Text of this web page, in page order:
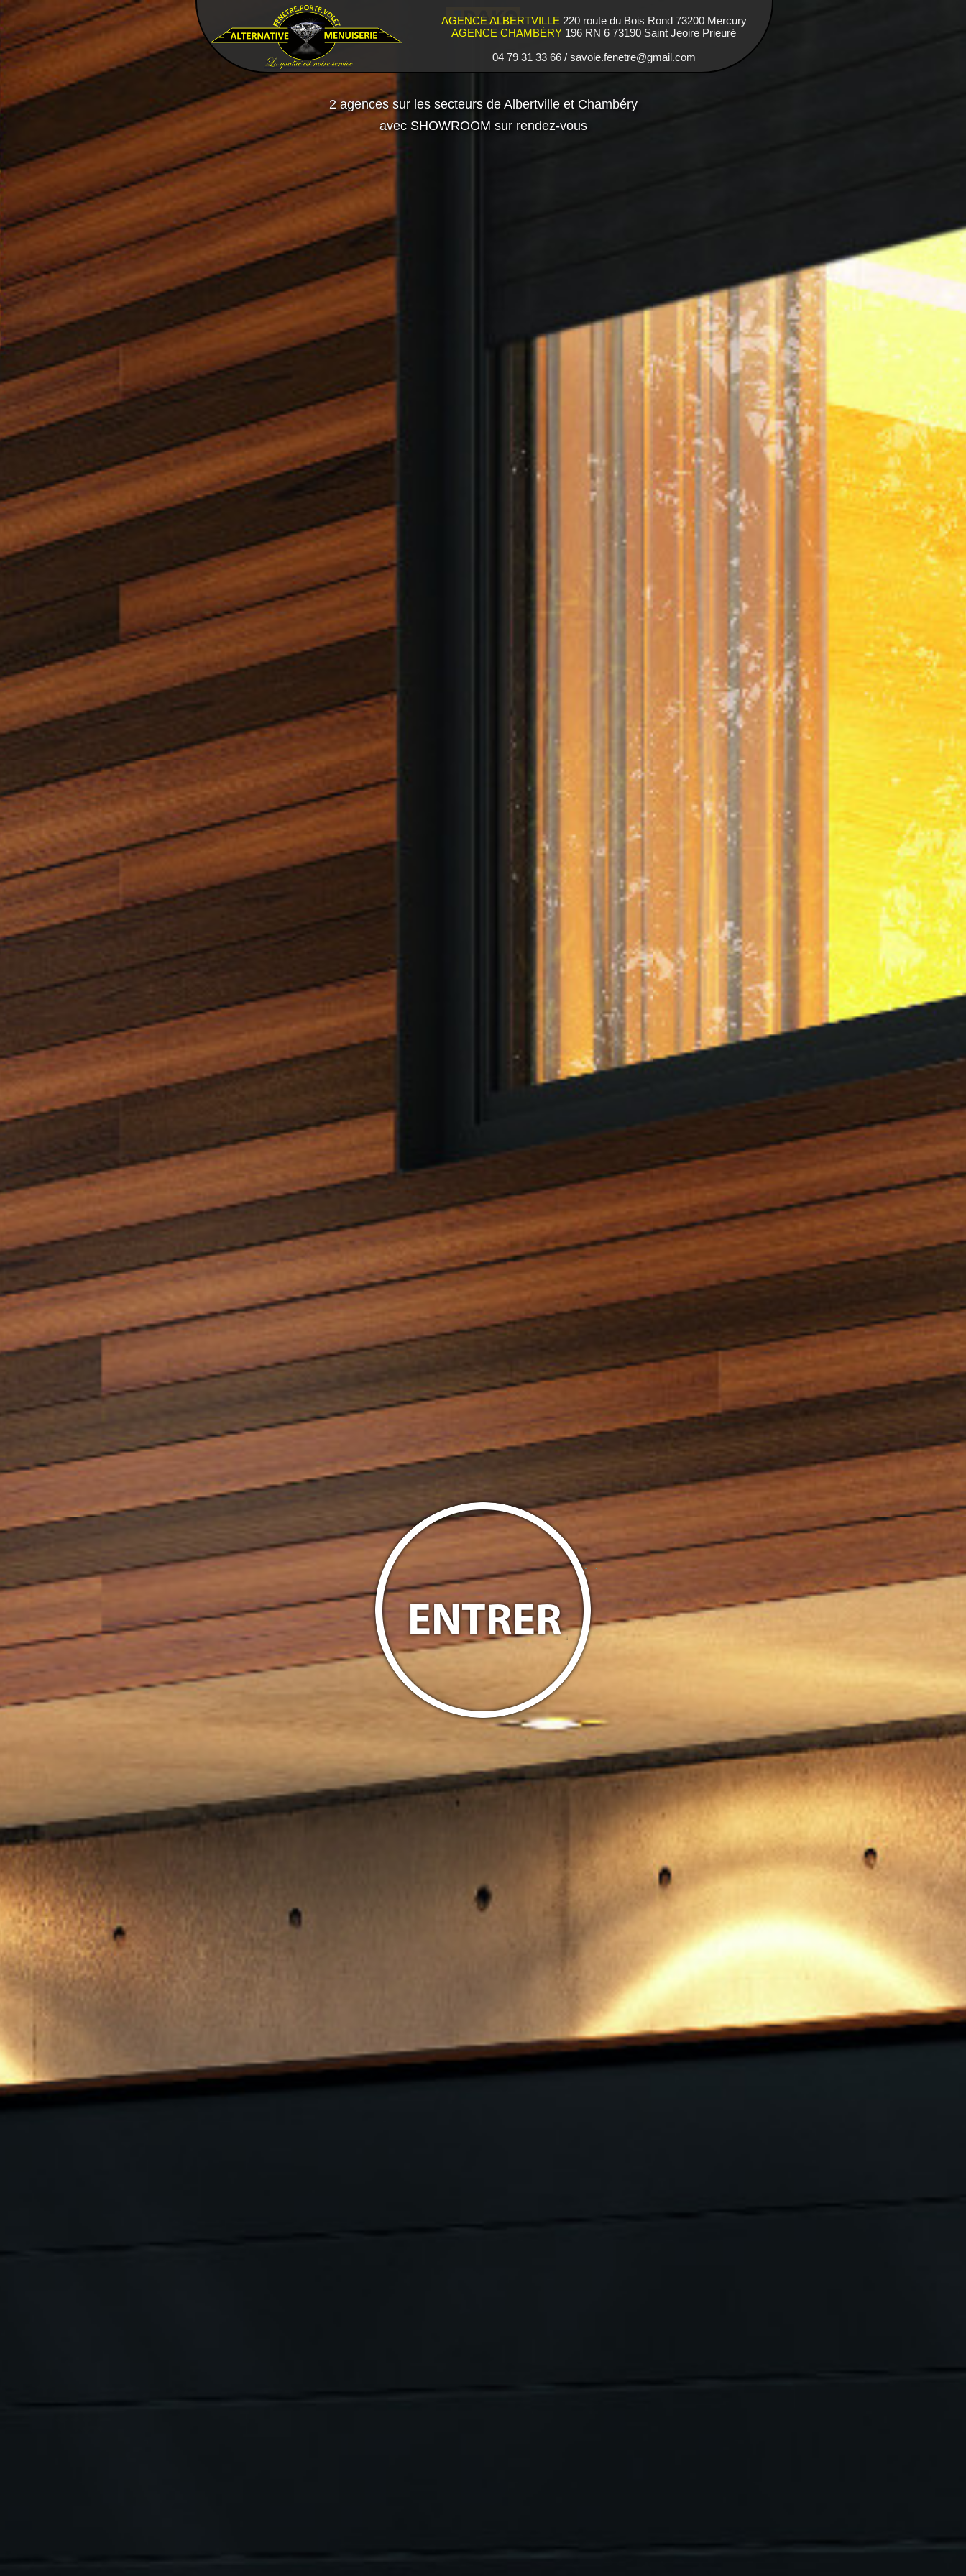
AGENCE ALBERTVILLE 220 route du Bois Rond 73200 Mercury
AGENCE CHAMBÉRY 196 RN 6 73190 Saint Jeoire Prieuré
04 79 31 33 66 / savoie.fenetre@gmail.com
2 agences sur les secteurs de Albertville et Chambéry
avec SHOWROOM sur rendez-vous